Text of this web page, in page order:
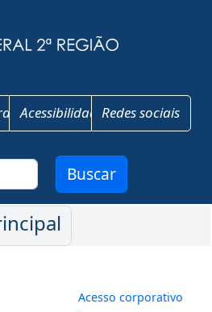
AcessibilidadeRedes sociais
Buscar
Menu de
Acesso corporativo